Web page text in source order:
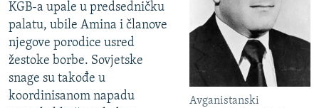
Avganistanski
KGB-a upale u predsedničku
palatu, ubile Amina i članove
njegove porodice usred
žestoke borbe. Sovjetske
snage su takođe u
koordinisanom napadu